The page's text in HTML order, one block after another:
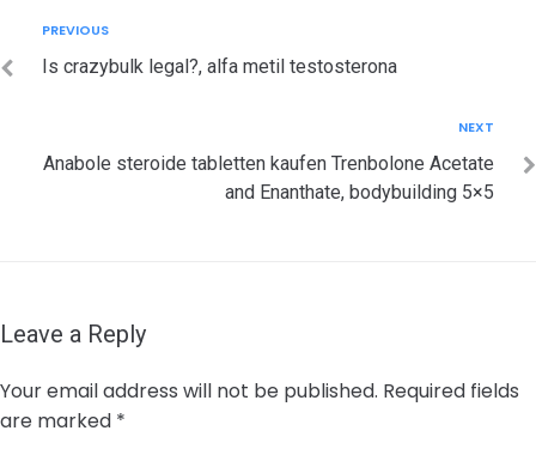
navigation
Previous
PREVIOUS
Is crazybulk legal?, alfa metil testosterona
NEXT
Anabole steroide tabletten kaufen Trenbolone Acetate
and Enanthate, bodybuilding 5×5
Leave a Reply
Your email address will not be published. Required fields
are marked *